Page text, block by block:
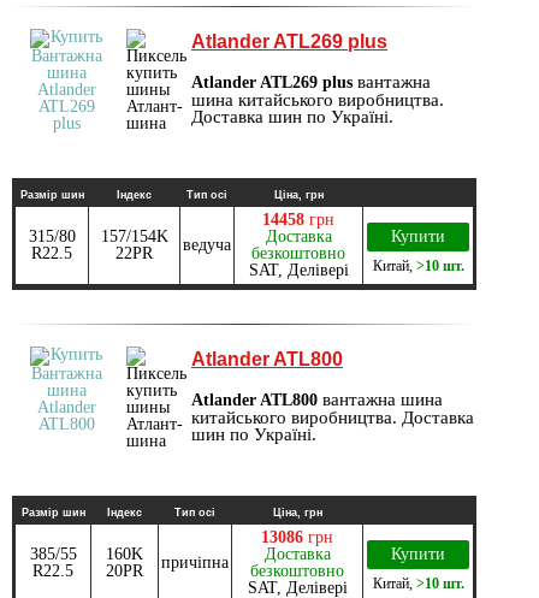
Atlander ATL269 plus
Atlander ATL269 plus вантажна
шина китайського виробництва.
Доставка шин по Україні.
Размір шин Індекс Тип осі Ціна, грн
315/80
R22.5
157/154K
22PR
ведуча
14458 грн
Доставка
безкоштовно
SAT, Делівері
Купити
Китай, >10 шт.
Atlander ATL800
Atlander ATL800 вантажна шина
китайського виробництва. Доставка
шин по Україні.
Размір шин Індекс Тип осі Ціна, грн
385/55
R22.5
160K
20PR
причіпна
13086 грн
Доставка
безкоштовно
SAT, Делівері
Купити
Китай, >10 шт.